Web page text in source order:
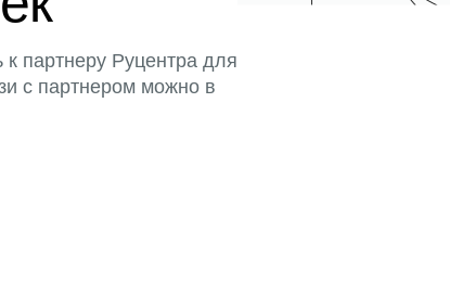
партнеру Руцентра для
с партнером можно в